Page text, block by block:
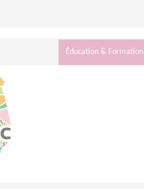
Éducation & Formation